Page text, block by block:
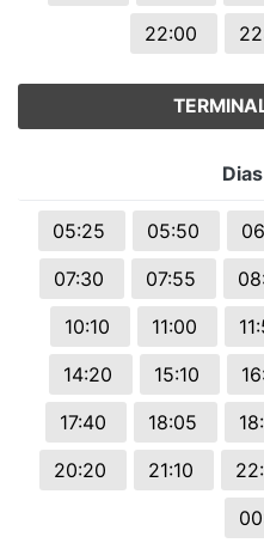
22:00
05:25 05:50
07:30
07:55
10:10
11:00
14:20
15:10
17:40
18:05
20:20
21:10